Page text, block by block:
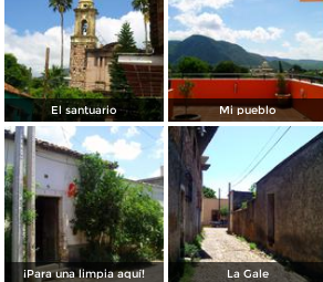
El santuario Mi pueblo
¡Para una limpia aquí! La Gale